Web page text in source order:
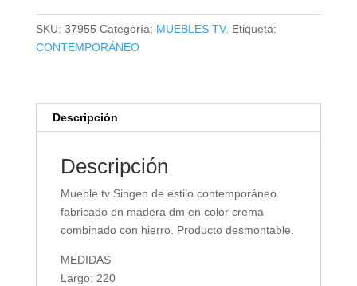
SKU: 37955 Categoría: MUEBLES TV. Etiqueta:
CONTEMPORÁNEO
Descripción
Descripción
Mueble tv Singen de estilo contemporáneo
fabricado en madera dm en color crema
combinado con hierro. Producto desmontable.
MEDIDAS
Largo: 220